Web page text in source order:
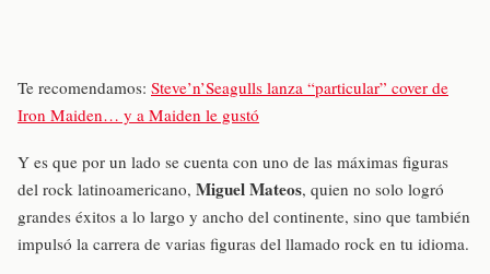
Te recomendamos: Steve’n’Seagulls lanza “particular” cover de
Iron Maiden… y a Maiden le gustó
Y es que por un lado se cuenta con uno de las máximas figuras
del rock latinoamericano, Miguel Mateos, quien no solo logró
grandes éxitos a lo largo y ancho del continente, sino que también
impulsó la carrera de varias figuras del llamado rock en tu idioma.